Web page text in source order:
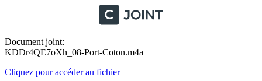
Document joint:
KDDr4QE7oXh_08-Port-Coton.m4a
Cliquez pour accéder au fichier